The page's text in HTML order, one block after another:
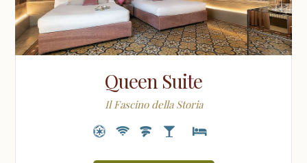
Queen Suite
Il Fascino della Storia